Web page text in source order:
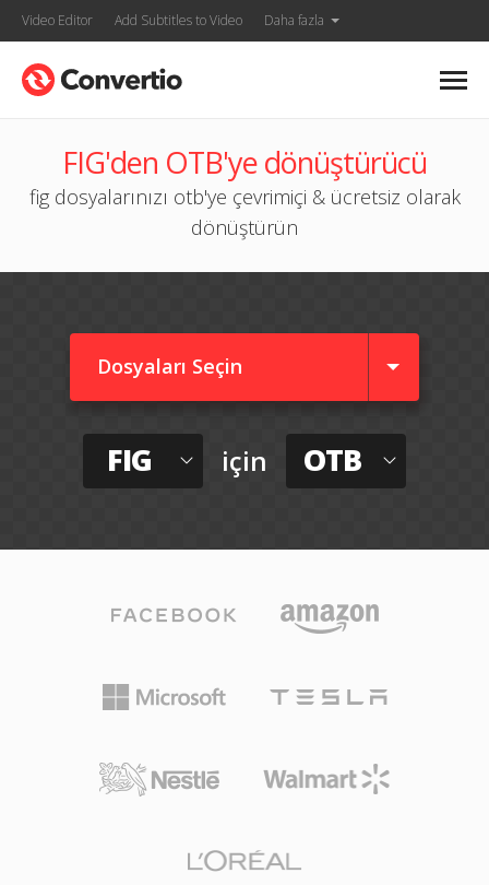
Video Editor Add Subtitles to Video Daha fazla
FIG'den OTB'ye dönüştürücü
fig dosyalarınızı otb'ye çevrimiçi & ücretsiz olarak
dönüştürün
Dosyaları Seçin
FIG için OTB